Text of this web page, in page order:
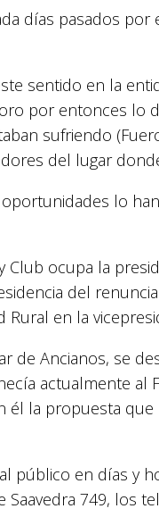
días pasados
sentido en la
por entonces lo
sufriendo
del lugar
lo
ocupa la
del
Rural en la
de Ancianos, se
actualmente
él la propuesta
público en días y
749, los